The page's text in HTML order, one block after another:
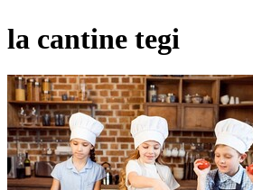
la cantine tegi